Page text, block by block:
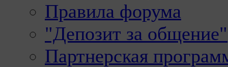
Правила форума
"Депозит за общение"
Партнерская